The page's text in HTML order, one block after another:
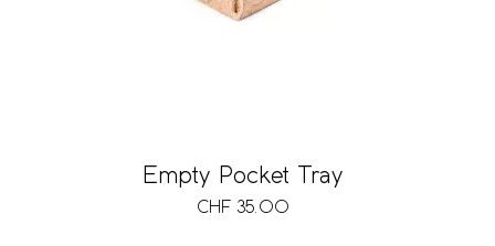
Empty Pocket Tray
CHF 35.00